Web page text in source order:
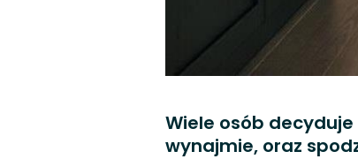
Wiele osób
wynajmie, oraz